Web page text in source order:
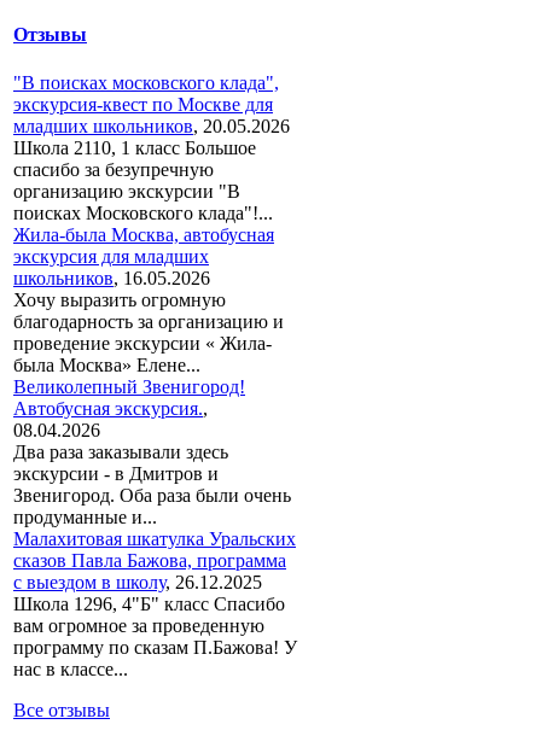
Отзывы
"В поисках московского клада",
экскурсия-квест по Москве для
младших школьников, 20.05.2026
Школа 2110, 1 класс Большое
спасибо за безупречную
организацию экскурсии "В
поисках Московского клада"!...
Жила-была Москва, автобусная
экскурсия для младших
школьников, 16.05.2026
Хочу выразить огромную
благодарность за организацию и
проведение экскурсии « Жила-
была Москва» Елене...
Великолепный Звенигород!
Автобусная экскурсия.,
08.04.2026
Два раза заказывали здесь
экскурсии - в Дмитров и
Звенигород. Оба раза были очень
продуманные и...
Малахитовая шкатулка Уральских
сказов Павла Бажова, программа
с выездом в школу, 26.12.2025
Школа 1296, 4"Б" класс Спасибо
вам огромное за проведенную
программу по сказам П.Бажова! У
нас в классе...
Все отзывы